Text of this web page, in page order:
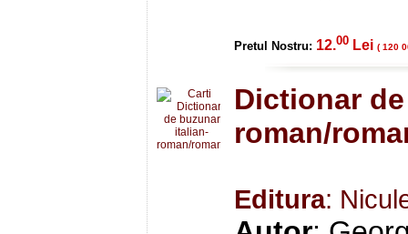
Pretul Nostru: 12.00 Lei ( 120
Dictionar
roman/
Editura: